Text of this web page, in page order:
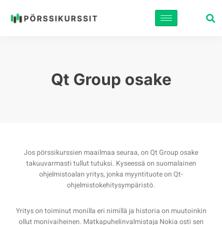
Siirry
Qt Group osake
Jos pörssikurssien maailmaa seuraa, on Qt Group osake
takuuvarmasti tullut tutuksi. Kyseessä on suomalainen
ohjelmistoalan yritys, jonka myyntituote on Qt-
ohjelmistokehitysympäristö.
Yritys on toiminut monilla eri nimillä ja historia on muutoinkin
ollut monivaiheinen. Matkapuhelinvalmistaja Nokia osti sen